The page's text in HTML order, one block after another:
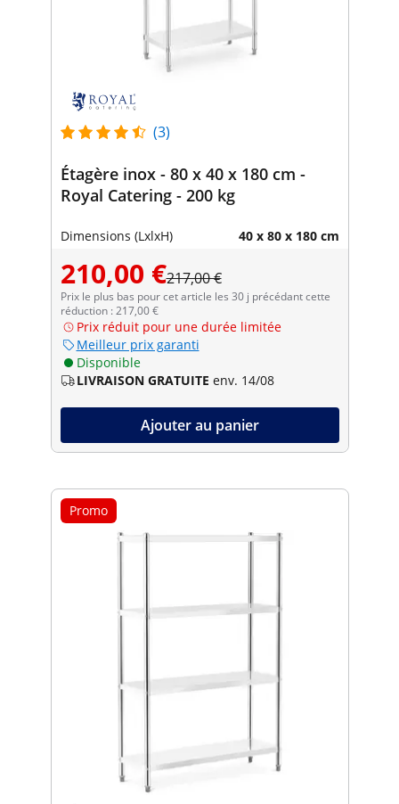
(3)
Étagère inox - 80 x 40 x 180 cm -
Royal Catering - 200 kg
Dimensions (LxlxH) 40 x 80 x 180 cm
210,00 €217,00 €
Prix le plus bas pour cet article les 30 j précédant cette
réduction : 217,00 €
Prix réduit pour une durée limitée
Meilleur prix garanti
Disponible
LIVRAISON GRATUITE env. 14/08
Ajouter au panier
Promo